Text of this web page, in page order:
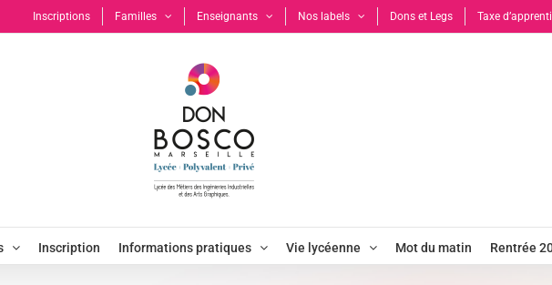
Inscriptions Familles Enseignants Nos labels Dons et Legs Taxe
Inscription Informations pratiques Vie lycéenne Mot du matin Rentrée